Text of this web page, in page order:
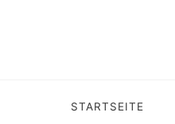
STARTSEITE